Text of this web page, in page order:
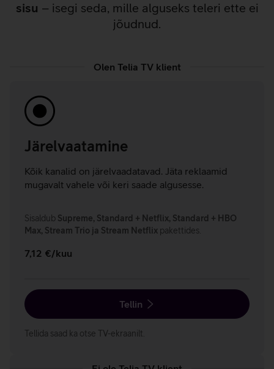
sisu – isegi seda, mille alguseks teleri ette ei
jõudnud.
Olen Telia TV klient
Järelvaatamine
Kõik kanalid on järelvaadatavad. Jäta reklaamid
mugavalt vahele või keri saade algusesse.
Sisaldub Supreme, Standard + Netflix, Standard + HBO
Max, Stream Trio ja Stream Netflix pakettides.
7,12 €/kuu
Tellin
Tellida saad ka otse TV-ekraanilt.